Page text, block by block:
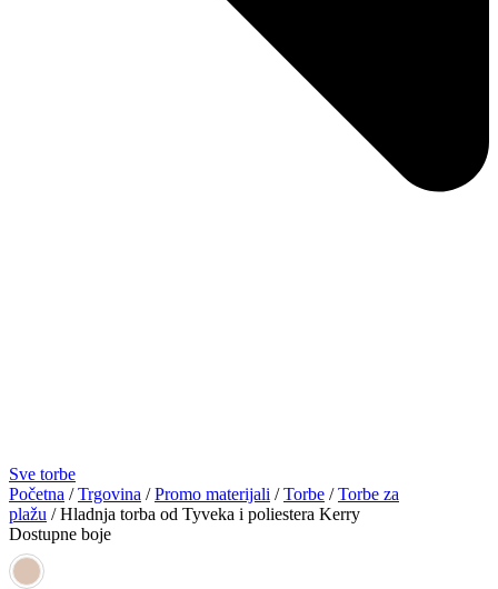
Sve torbe
Početna /Trgovina /Promo materijali /Torbe /Torbe za
plažu / Hladnja torba od Tyveka i poliestera Kerry
Dostupne boje